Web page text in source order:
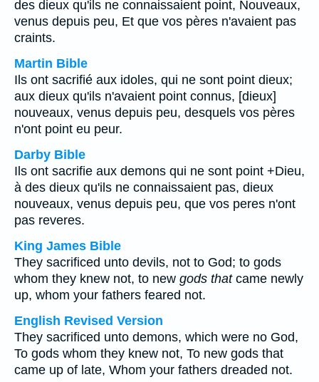
des dieux qu'ils ne connaissaient point, Nouveaux,
venus depuis peu, Et que vos pères n'avaient pas
craints.
Martin Bible
Ils ont sacrifié aux idoles, qui ne sont point dieux;
aux dieux qu'ils n'avaient point connus, [dieux]
nouveaux, venus depuis peu, desquels vos pères
n'ont point eu peur.
Darby Bible
Ils ont sacrifie aux demons qui ne sont point +Dieu,
à des dieux qu'ils ne connaissaient pas, dieux
nouveaux, venus depuis peu, que vos peres n'ont
pas reveres.
King James Bible
They sacrificed unto devils, not to God; to gods
whom they knew not, to new gods thatcame newly
up, whom your fathers feared not.
English Revised Version
They sacrificed unto demons, which were no God,
To gods whom they knew not, To new gods that
came up of late, Whom your fathers dreaded not.